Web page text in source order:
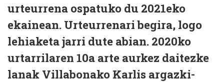
urteurrena ospatuko du 2021eko
ekainean. Urteurrenari begira, logo
lehiaketa jarri dute abian. 2020ko
urtarrilaren 10a arte aurkez daitezke
lanak Villabonako Karlis argazki-